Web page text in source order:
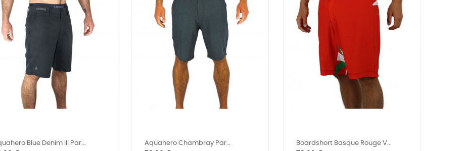
Blue Denim III Par...
Aquahero Chambray Par
Boardshort Basque Rouge V...